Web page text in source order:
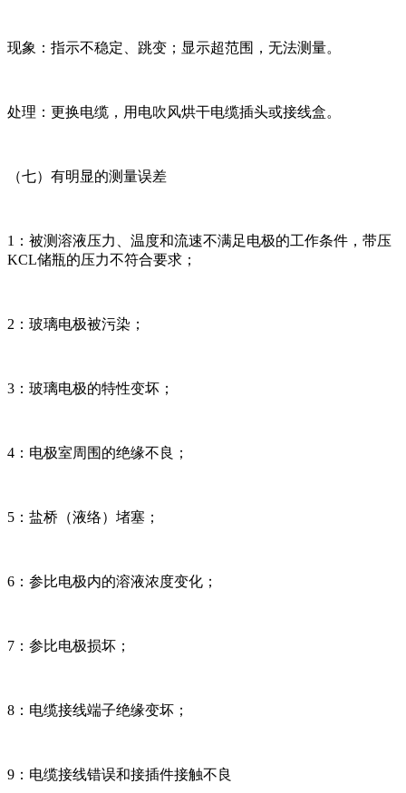
现象：指示不稳定、跳变；显示超范围，无法测量。
处理：更换电缆，用电吹风烘干电缆插头或接线盒。
（七）有明显的测量误差
1：被测溶液压力、温度和流速不满足电极的工作条件，带压
KCL储瓶的压力不符合要求；
2：玻璃电极被污染；
3：玻璃电极的特性变坏；
4：电极室周围的绝缘不良；
5：盐桥（液络）堵塞；
6：参比电极内的溶液浓度变化；
7：参比电极损坏；
8：电缆接线端子绝缘变坏；
9：电缆接线错误和接插件接触不良